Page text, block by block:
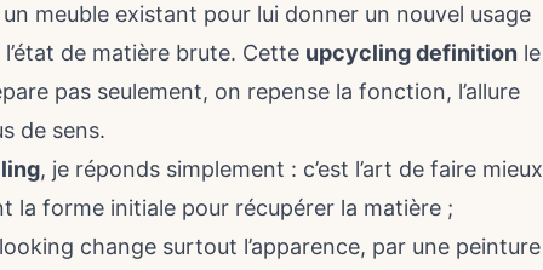
meuble existant pour lui donner un nouvel usage
de matière brute. Cette upcycling definition le
pas seulement, on repense la fonction, l’allure
de sens.
, je réponds simplement : c’est l’art de faire mieux
la forme initiale pour récupérer la matière ;
change surtout l’apparence, par une peinture